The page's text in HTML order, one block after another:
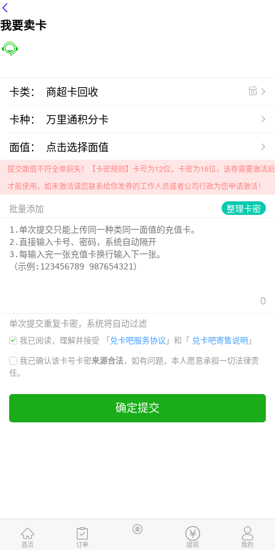
我要卖卡
卡类：
商超卡回收
卡种：
万里通积分卡
面值：
点击选择面值
提交面值不符全单损失！【卡密规则】 卡号为12位，卡密为16位，该券需要激活后
才能使用，如未激活请您联系给你发券的工作人员或者公司行政为您申请激活！
批量添加 整理卡密
0
单次提交重复卡密，系统将自动过滤
我已阅读，理解并接受 「兑卡吧服务协议 」和「 兑卡吧寄售说明 」
我已确认该卡号卡密来源合法，如有问题，本人愿意承担一切法律责
任。
确定提交
首页 订单 提现 我的